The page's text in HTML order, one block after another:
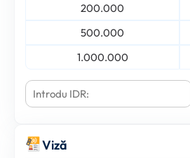
200.000
500.000
1.000.000
Viză